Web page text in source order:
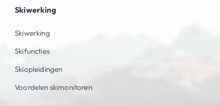
Skiwerking
Skiwerking
Skifuncties
Skiopleidingen
Voordelen skimonitoren